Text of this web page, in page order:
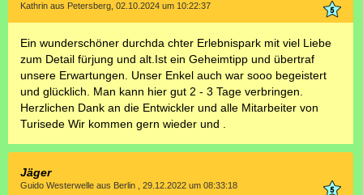
Kathrin aus Petersberg, 02.10.2024 um 10:22:37
Ein wunderschöner durchda chter Erlebnispark mit viel Liebe
zum Detail fürjung und alt.Ist ein Geheimtipp und übertraf
unsere Erwartungen. Unser Enkel auch war sooo begeistert
und glücklich. Man kann hier gut 2 - 3 Tage verbringen.
Herzlichen Dank an die Entwickler und alle Mitarbeiter von
Turisede Wir kommen gern wieder und .
Jäger
Guido Westerwelle aus Berlin , 29.12.2022 um 08:33:18